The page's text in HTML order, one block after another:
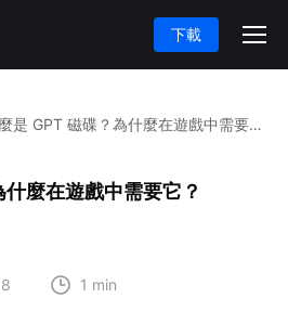
下載
什麼是 GPT 磁碟？為什麼在遊戲中需要它？
麼在遊戲中需要它？
1 min